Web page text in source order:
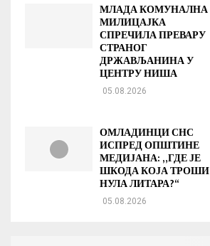
МЛАДА КОМУНАЛНА
МИЛИЦАЈКА
СПРЕЧИЛА ПРЕВАРУ
СТРАНОГ
ДРЖАВЉАНИНА У
ЦЕНТРУ НИША
05.08.2026
ОМЛАДИНЦИ СНС
ИСПРЕД ОПШТИНЕ
МЕДИЈАНА: „ГДЕ ЈЕ
ШКОДА КОЈА ТРОШИ
НУЛА ЛИТАРА?“
05.08.2026